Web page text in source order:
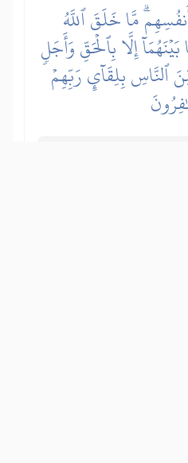
مَّا خَلَقَ ٱللَّهُ
إِلَّا بِٱلۡحَقِّ وَأَجَلٖ
ٱلنَّاسِ بِلِقَآيِٕ رَبِّهِمۡ